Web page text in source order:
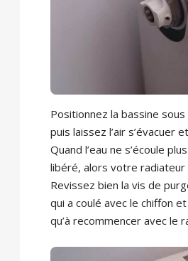
Positionnez la bassine
puis laissez l’air s’évacuer
Quand l’eau ne s’écoule
libéré, alors votre radiateur
Revissez bien la vis de
qui a coulé avec le chiffon
qu’à recommencer avec le